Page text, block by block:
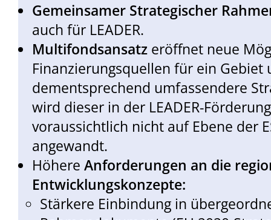
Gemeinsamer Strategischer
auch für LEADER.
Multifondsansatz eröffnet neue
Finanzierungsquellen für ein Gebiet
dementsprechend umfassendere
wird dieser in der LEADER-
voraussichtlich nicht auf Ebene der
angewandt.
Höhere Anforderungen an die
Entwicklungskonzepte:
Stärkere Einbindung in